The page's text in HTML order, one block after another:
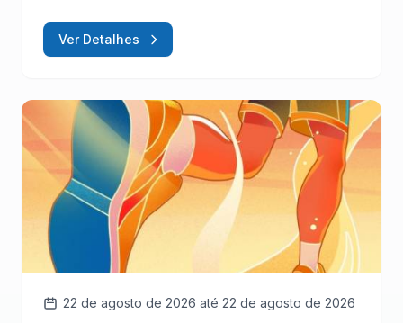
Ver Detalhes
22 de agosto de 2026 até 22 de agosto de 2026